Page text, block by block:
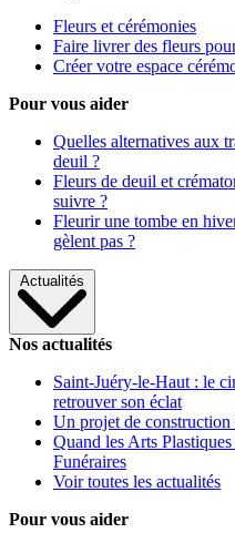
Fleurs et cérémonies
Faire livrer des fleurs
Créer votre espace
Pour vous aider
Quelles alternatives aux
deuil ?
Fleurs de deuil et
suivre ?
Fleurir une tombe en
gèlent pas ?
Actualités
Nos actualités
Saint-Juéry-le-Haut : le
retrouver son éclat
Un projet de
Quand les Arts
Funéraires
Voir toutes les actualités
Pour vous aider